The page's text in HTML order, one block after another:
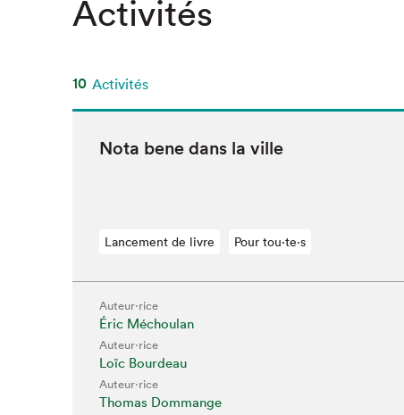
Activités
10 Activités
Nota bene dans la ville
Lancement de livre Pour tou⋅te⋅s
Auteur·rice
Éric Méchoulan
Auteur·rice
Loïc Bourdeau
Auteur·rice
Thomas Dommange